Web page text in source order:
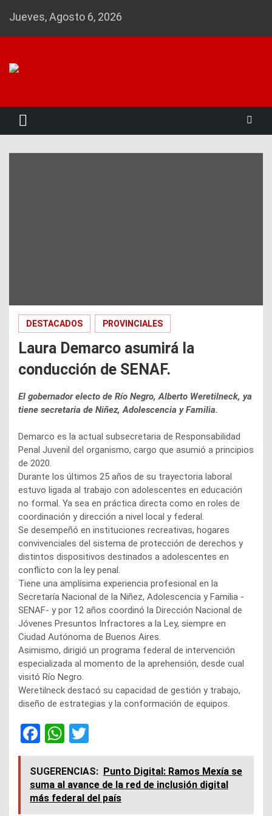
Jueves, Agosto 6, 2026
DESTACADOS PROVINCIALES
Laura Demarco asumirá la
conducción de SENAF.
El gobernador electo de Río Negro, Alberto Weretilneck, ya
tiene secretaria de Niñez, Adolescencia y Familia.
Demarco es la actual subsecretaria de Responsabilidad
Penal Juvenil del organismo, cargo que asumió a principios
de 2020.
Durante los últimos 25 años de su trayectoria laboral
estuvo ligada al trabajo con adolescentes en educación
no formal. Ya sea en práctica directa como en roles de
coordinación y dirección a nivel local y federal.
Se desempeñó en instituciones recreativas, hogares
convivenciales del sistema de protección de derechos y
distintos dispositivos destinados a adolescentes en
conflicto con la ley penal.
Tiene una amplísima experiencia profesional en la
Secretaría Nacional de la Niñez, Adolescencia y Familia -
SENAF- y por 12 años coordinó la Dirección Nacional de
Jóvenes Presuntos Infractores a la Ley, siempre en
Ciudad Autónoma de Buenos Aires.
Asimismo, dirigió un programa federal de intervención
especializada al momento de la aprehensión, desde cual
visitó Río Negro.
Weretilneck destacó su capacidad de gestión y trabajo,
diseño de estrategias y la conformación de equipos.
F
a
ce
b
o
W
h
at
s
A
wi
tt
er
SUGERENCIAS: Punto Digital: Ramos Mexía se
suma al avance de la red de inclusión digital
más federal del país